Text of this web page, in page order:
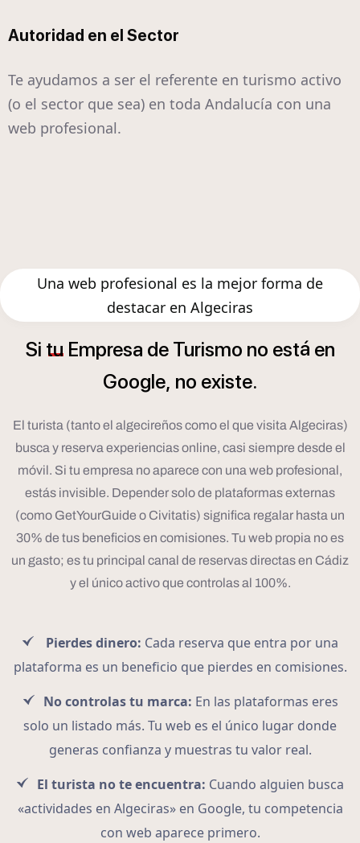
Autoridad en el Sector
Te ayudamos a ser el referente en turismo activo
(o el sector que sea) en toda Andalucía con una
web profesional.
Una web profesional es la mejor forma de
destacar en Algeciras
Si tu Empresa de Turismo no está en
Google, no existe.
El turista (tanto el algecireños como el que visita Algeciras)
busca y reserva experiencias online, casi siempre desde el
móvil. Si tu empresa no aparece con una web profesional,
estás invisible. Depender solo de plataformas externas
(como GetYourGuide o Civitatis) significa regalar hasta un
30% de tus beneficios en comisiones. Tu web propia no es
un gasto; es tu principal canal de reservas directas en Cádiz
y el único activo que controlas al 100%.
Pierdes dinero: Cada reserva que entra por una
plataforma es un beneficio que pierdes en comisiones.
No controlas tu marca: En las plataformas eres
solo un listado más. Tu web es el único lugar donde
generas confianza y muestras tu valor real.
El turista no te encuentra: Cuando alguien busca
«actividades en Algeciras» en Google, tu competencia
con web aparece primero.